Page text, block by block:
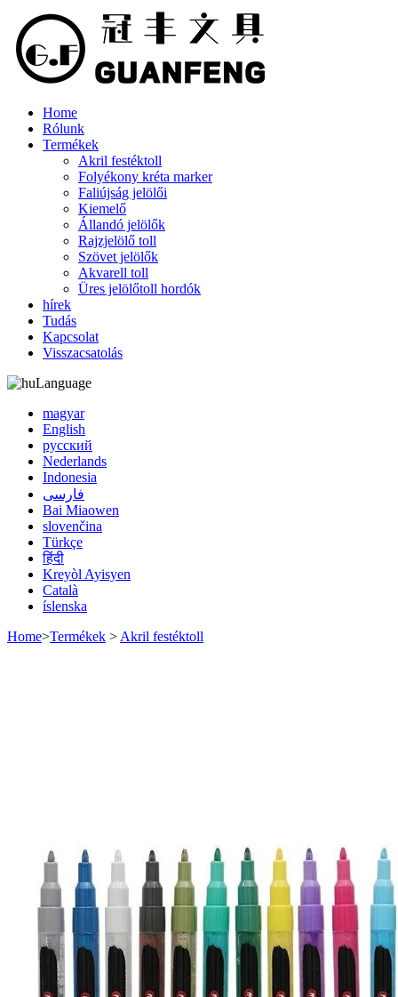
Home
Rólunk
Termékek
Akril festéktoll
Folyékony kréta marker
Faliújság jelölői
Kiemelő
Állandó jelölők
Rajzjelölő toll
Szövet jelölők
Akvarell toll
Üres jelölőtoll hordók
hírek
Tudás
Kapcsolat
Visszacsatolás
Language
magyar
English
русский
Nederlands
Indonesia
فارسی
Bai Miaowen
slovenčina
Türkçe
हिंदी
Kreyòl Ayisyen
Català
íslenska
Home>Termékek > Akril festéktoll